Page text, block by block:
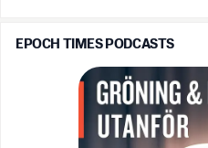
EPOCH TIMES PODCASTS